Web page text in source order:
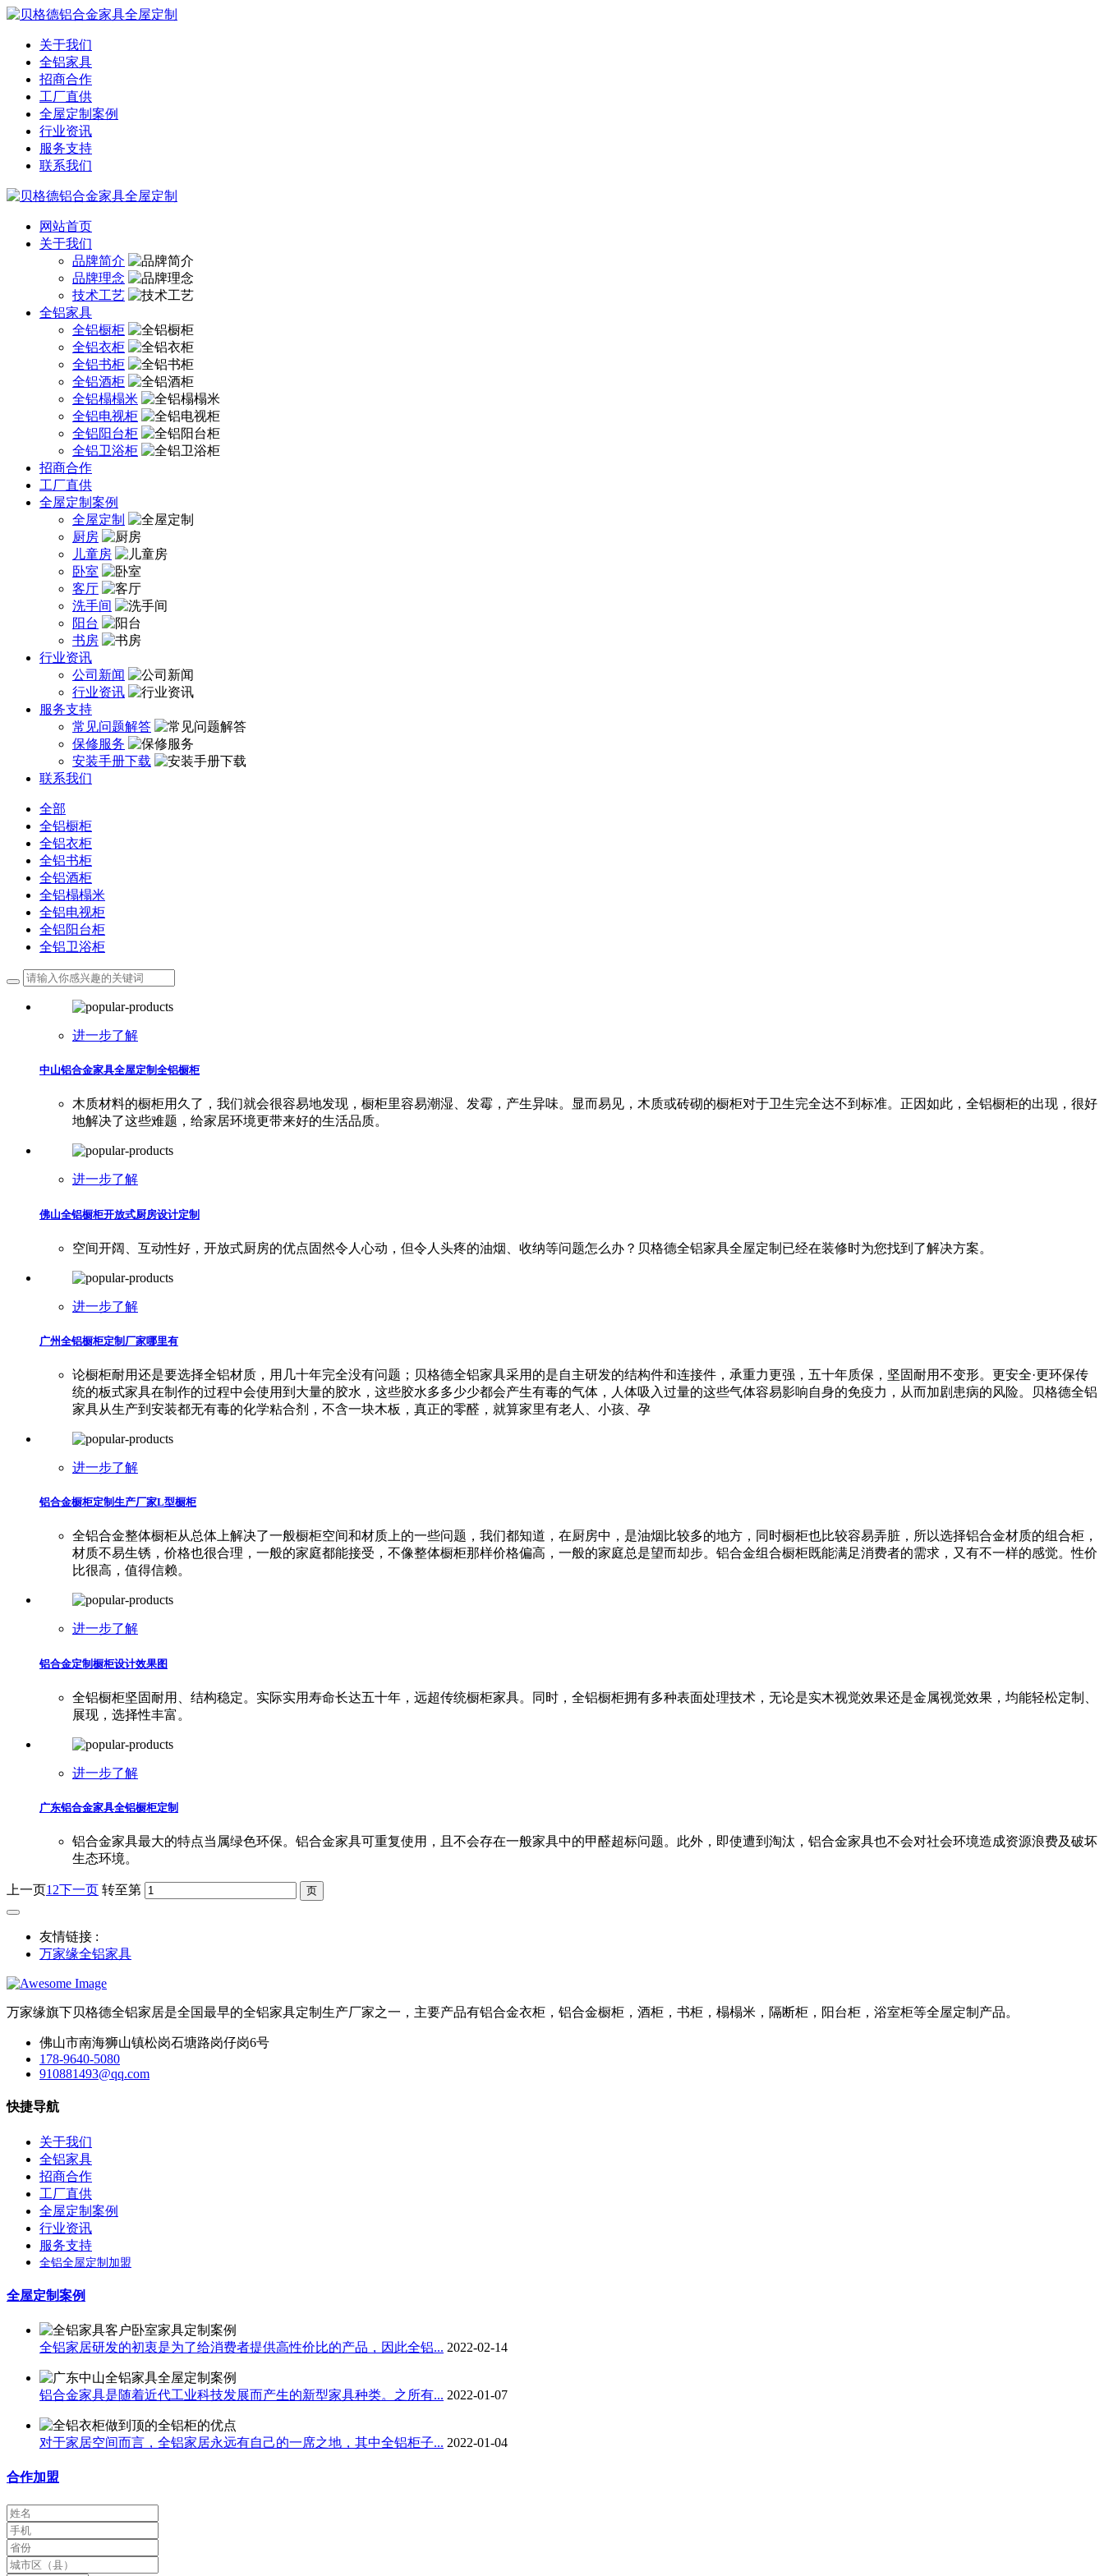
关于我们
全铝家具
招商合作
工厂直供
全屋定制案例
行业资讯
服务支持
联系我们
网站首页
关于我们
品牌简介
品牌理念
技术工艺
全铝家具
全铝橱柜
全铝衣柜
全铝书柜
全铝酒柜
全铝榻榻米
全铝电视柜
全铝阳台柜
全铝卫浴柜
招商合作
工厂直供
全屋定制案例
全屋定制
厨房
儿童房
卧室
客厅
洗手间
阳台
书房
行业资讯
公司新闻
行业资讯
服务支持
常见问题解答
保修服务
安装手册下载
联系我们
全部
全铝橱柜
全铝衣柜
全铝书柜
全铝酒柜
全铝榻榻米
全铝电视柜
全铝阳台柜
全铝卫浴柜
进一步了解
中山铝合金家具全屋定制全铝橱柜
木质材料的橱柜用久了，我们就会很容易地发现，橱柜里容易潮湿、发霉，产生异味。显而易见，木质或砖砌的橱柜对于卫生完全达不到标准。正因如此，全铝橱柜的出现，很好
地解决了这些难题，给家居环境更带来好的生活品质。
进一步了解
佛山全铝橱柜开放式厨房设计定制
空间开阔、互动性好，开放式厨房的优点固然令人心动，但令人头疼的油烟、收纳等问题怎么办？贝格德全铝家具全屋定制已经在装修时为您找到了解决方案。
进一步了解
广州全铝橱柜定制厂家哪里有
论橱柜耐用还是要选择全铝材质，用几十年完全没有问题；贝格德全铝家具采用的是自主研发的结构件和连接件，承重力更强，五十年质保，坚固耐用不变形。更安全·更环保传
统的板式家具在制作的过程中会使用到大量的胶水，这些胶水多多少少都会产生有毒的气体，人体吸入过量的这些气体容易影响自身的免疫力，从而加剧患病的风险。贝格德全铝
家具从生产到安装都无有毒的化学粘合剂，不含一块木板，真正的零醛，就算家里有老人、小孩、孕
进一步了解
铝合金橱柜定制生产厂家L型橱柜
全铝合金整体橱柜从总体上解决了一般橱柜空间和材质上的一些问题，我们都知道，在厨房中，是油烟比较多的地方，同时橱柜也比较容易弄脏，所以选择铝合金材质的组合柜，
材质不易生锈，价格也很合理，一般的家庭都能接受，不像整体橱柜那样价格偏高，一般的家庭总是望而却步。铝合金组合橱柜既能满足消费者的需求，又有不一样的感觉。性价
比很高，值得信赖。
进一步了解
铝合金定制橱柜设计效果图
全铝橱柜坚固耐用、结构稳定。实际实用寿命长达五十年，远超传统橱柜家具。同时，全铝橱柜拥有多种表面处理技术，无论是实木视觉效果还是金属视觉效果，均能轻松定制、
展现，选择性丰富。
进一步了解
广东铝合金家具全铝橱柜定制
铝合金家具最大的特点当属绿色环保。铝合金家具可重复使用，且不会存在一般家具中的甲醛超标问题。此外，即使遭到淘汰，铝合金家具也不会对社会环境造成资源浪费及破坏
生态环境。
上一页1 2下一页 转至第
友情链接 :
万家缘全铝家具
万家缘旗下贝格德全铝家居是全国最早的全铝家具定制生产厂家之一，主要产品有铝合金衣柜，铝合金橱柜，酒柜，书柜，榻榻米，隔断柜，阳台柜，浴室柜等全屋定制产品。
佛山市南海狮山镇松岗石塘路岗仔岗6号
178-9640-5080
910881493@qq.com
快捷导航
关于我们
全铝家具
招商合作
工厂直供
全屋定制案例
行业资讯
服务支持
全铝全屋定制加盟
全屋定制案例
全铝家居研发的初衷是为了给消费者提供高性价比的产品，因此全铝... 2022-02-14
铝合金家具是随着近代工业科技发展而产生的新型家具种类。之所有... 2022-01-07
对于家居空间而言，全铝家居永远有自己的一席之地，其中全铝柜子... 2022-01-04
合作加盟